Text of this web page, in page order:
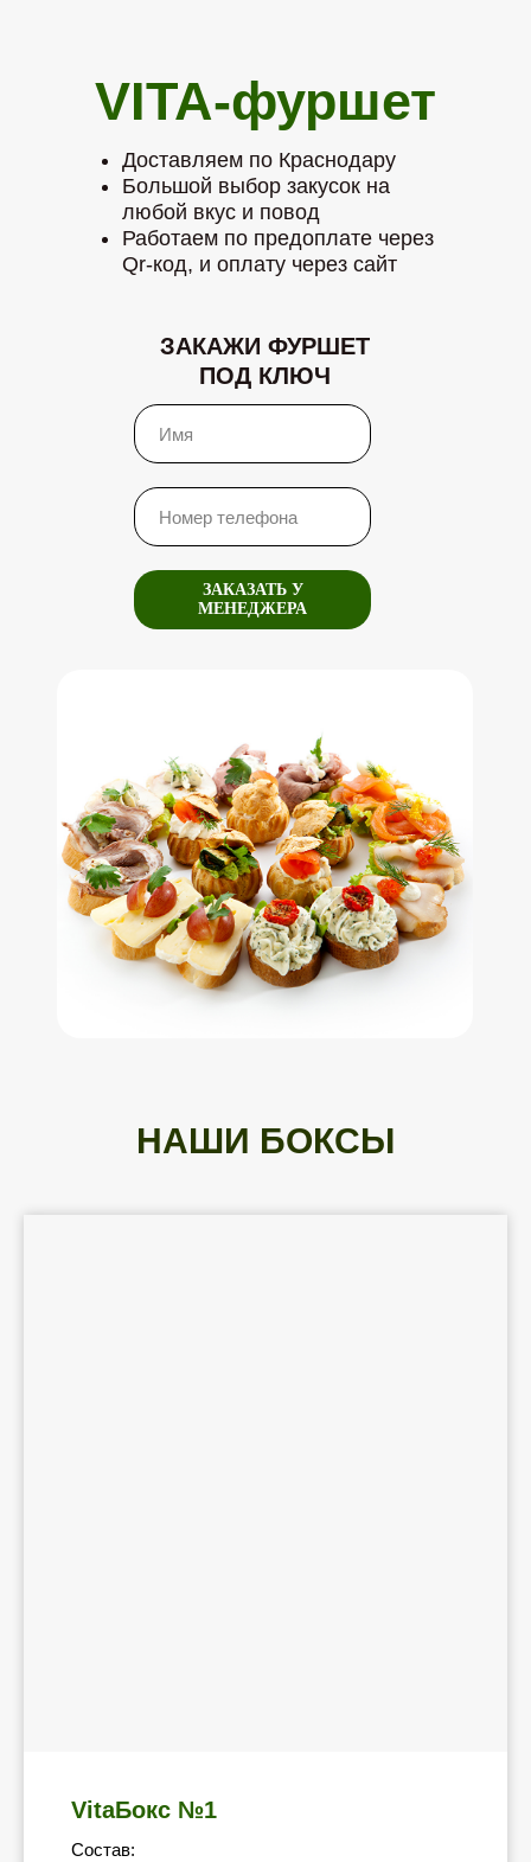
Доставляем по Краснодару
Большой выбор закусок на
любой вкус и повод
Работаем по предоплате через
Qr-код, и оплату через сайт
VITA-фуршет
ЗАКАЗАТЬ У
МЕНЕДЖЕРА
ЗАКАЖИ ФУРШЕТ
ПОД КЛЮЧ
НАШИ БОКСЫ
VitaБокс №1
Состав: